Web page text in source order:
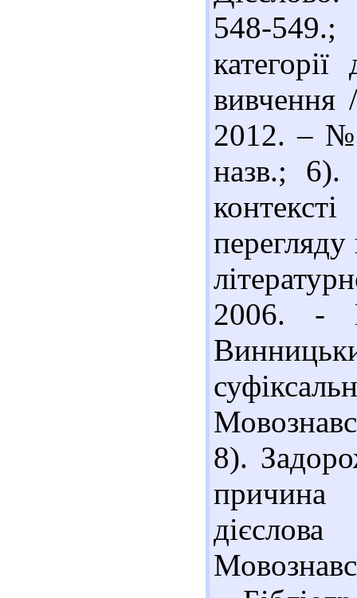
548-549.;
2012. – №
назв.;
перегляду
2006.
8).
причина